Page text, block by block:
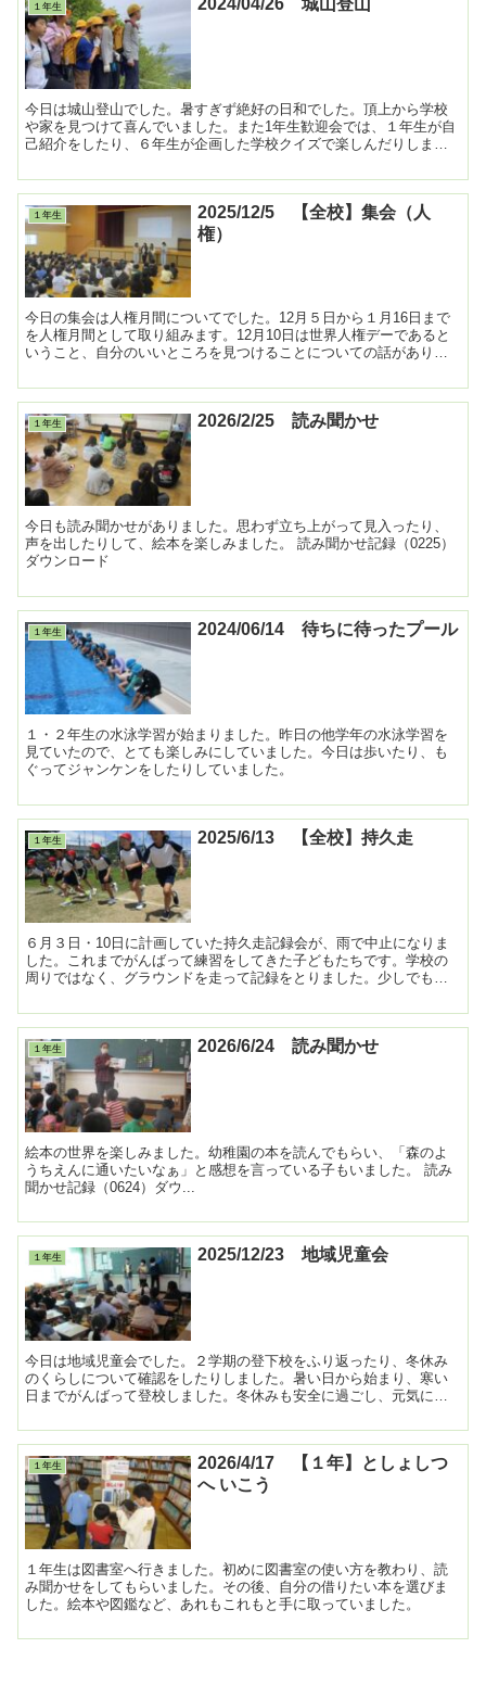
１年生
今日は城山登山でした。暑すぎず絶好の日和でした。頂上から学校
や家を見つけて喜んでいました。また1年生歓迎会では、１年生が自
己紹介をしたり、６年生が企画した学校クイズで楽しんだりしまし
１年生
2025/12/5 【全校】集会（人
権）
今日の集会は人権月間についてでした。12月５日から１月16日まで
を人権月間として取り組みます。12月10日は世界人権デーであると
いうこと、自分のいいところを見つけることについての話がありま
１年生 2026/2/25 読み聞かせ
今日も読み聞かせがありました。思わず立ち上がって見入ったり、
声を出したりして、絵本を楽しみました。 読み聞かせ記録（0225）
ダウンロード
１年生 2024/06/14 待ちに待ったプール
１・２年生の水泳学習が始まりました。昨日の他学年の水泳学習を
見ていたので、とても楽しみにしていました。今日は歩いたり、も
ぐってジャンケンをしたりしていました。
１年生 2025/6/13 【全校】持久走
６月３日・10日に計画していた持久走記録会が、雨で中止になりま
した。これまでがんばって練習をしてきた子どもたちです。学校の
周りではなく、グラウンドを走って記録をとりました。少しでも早
１年生 2026/6/24 読み聞かせ
絵本の世界を楽しみました。幼稚園の本を読んでもらい、「森のよ
うちえんに通いたいなぁ」と感想を言っている子もいました。 読み
聞かせ記録（0624）ダウ...
１年生 2025/12/23 地域児童会
今日は地域児童会でした。２学期の登下校をふり返ったり、冬休み
のくらしについて確認をしたりしました。暑い日から始まり、寒い
日までがんばって登校しました。冬休みも安全に過ごし、元気に過
１年生
2026/4/17 【１年】としょしつ
へ いこう
１年生は図書室へ行きました。初めに図書室の使い方を教わり、読
み聞かせをしてもらいました。その後、自分の借りたい本を選びま
した。絵本や図鑑など、あれもこれもと手に取っていました。